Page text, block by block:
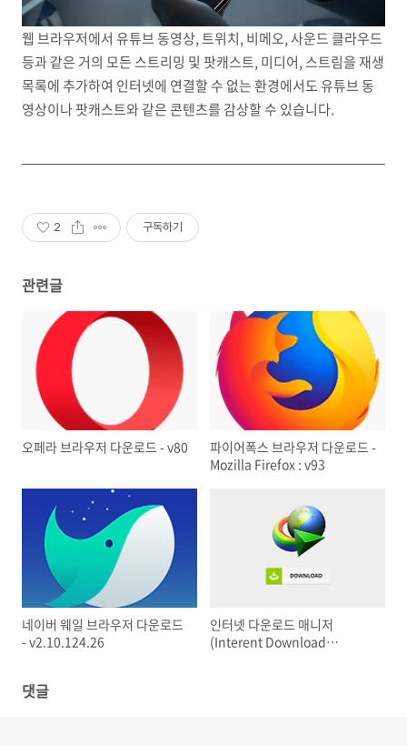
웹 브라우저에서 유튜브 동영상, 트위치, 비메오, 사운드 클라우드
등과 같은 거의 모든 스트리밍 및 팟캐스트, 미디어, 스트림을 재생
목록에 추가하여 인터넷에 연결할 수 없는 환경에서도 유튜브 동
영상이나 팟캐스트와 같은 콘텐츠를 감상할 수 있습니다.
2 구독하기
관련글
오페라 브라우저 다운로드 - v80
파이어폭스 브라우저 다운로드 -
Mozilla Firefox : v93
네이버 웨일 브라우저 다운로드
- v2.10.124.26
인터넷 다운로드 매니저
(Interent Download
댓글